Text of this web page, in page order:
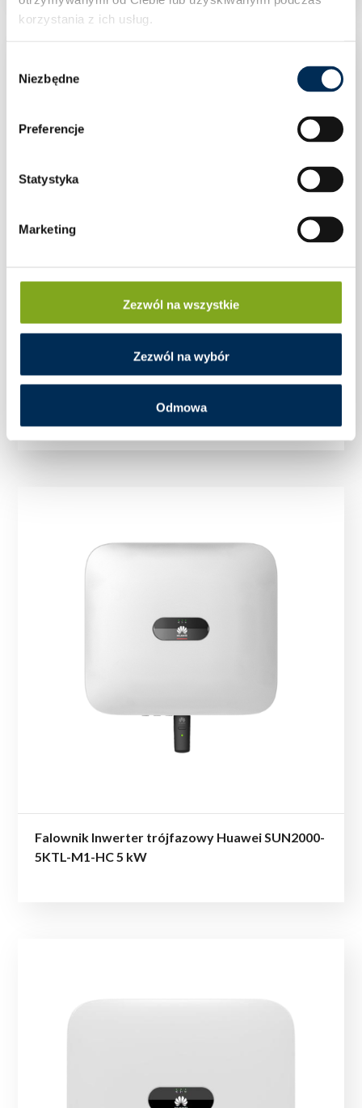
korzystania z ich usług.
zgody
Niezbędne
Preferencje
Statystyka
Marketing
Zezwól na wszystkie
Zezwól na wybór
Odmowa
Falownik Inwerter trójfazowy Huawei SUN2000-
Falownik Inwerter trójfazowy Huawei SUN2000-
5KTL-M1-HC 5 kW